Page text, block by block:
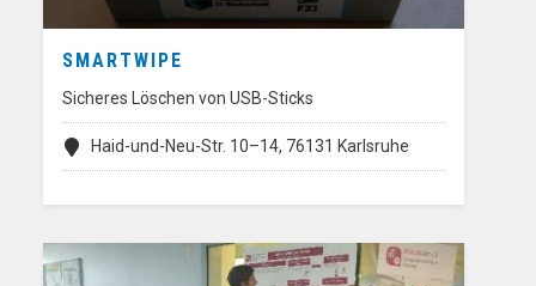
SMARTWIPE
Sicheres Löschen von USB-Sticks
Haid-und-Neu-Str. 10–14, 76131 Karlsruhe